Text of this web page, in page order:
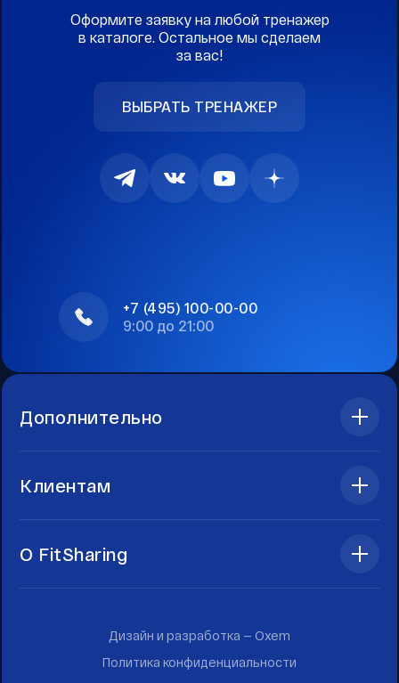
Оформите заявку на любой тренажер
в каталоге. Остальное мы сделаем
за вас!
ВЫБРАТЬ ТРЕНАЖЕР
+7 (495) 100-00-00
9:00 до 21:00
Дополнительно
Клиентам
О FitSharing
Политика конфиденциальности
Дизайн и разработка — Oxem